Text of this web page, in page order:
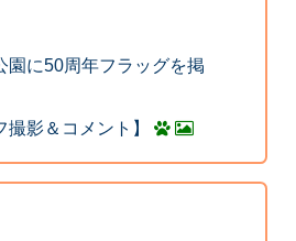
園に50周年フラッグを掲
撮影＆コメント】